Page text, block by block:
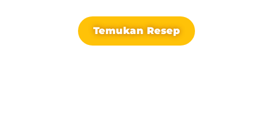
Temukan Resep